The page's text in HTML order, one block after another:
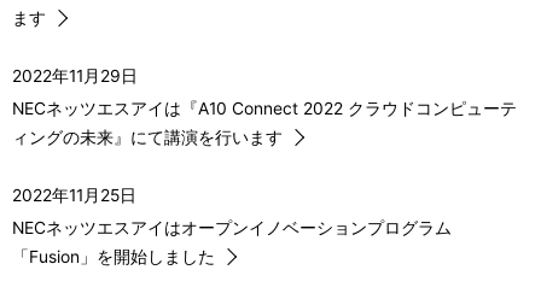
ます
2022年11月29日
NECネッツエスアイは『A10 Connect 2022 クラウドコンピューテ
ィングの未来』にて講演を行います
2022年11月25日
NECネッツエスアイはオープンイノベーションプログラム
「Fusion」を開始しました